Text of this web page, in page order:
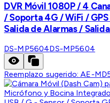
DVR Móvil 1080P / 4
/ Soporta 4G / WiFi /
Salida de Alarmas /
DS-MP5604DS-MP5604
Reemplazo sugerido:AE-